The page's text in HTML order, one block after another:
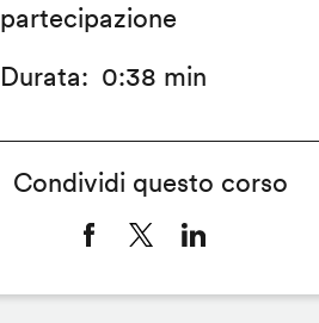
partecipazione
Durata
0:38 min
Condividi questo corso